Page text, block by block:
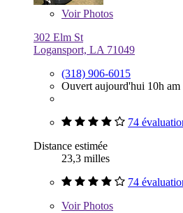
VoirPhotos
302 Elm St
Logansport, LA 71049
(318) 906-6015
Ouvert aujourd'hui 10h
74
Distance estimée
23,3 milles
74
VoirPhotos